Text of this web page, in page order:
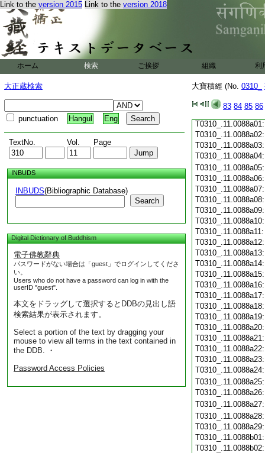
Link to the version 2015 Link to the version 2018
ホーム 検索 ご挨拶 組織 利
大正蔵検索
punctuation Hangul Eng
TextNo. Vol. Page
INBUDS
INBUDS(Bibliographic Database)
Search
Digital Dictionary of Buddhism
電子佛教辭典
パスワードがない場合は「guest」でログインしてくださ
い。
Users who do not have a password can log in with the
userID "guest".
本文をドラッグして選択するとDDBの見出し語
検索結果が表示されます。
Select a portion of the text by dragging your
mouse to view all terms in the text contained in
the DDB. ・
Password Access Policies
大寶積經 (No. 0310_
83 84 85 86